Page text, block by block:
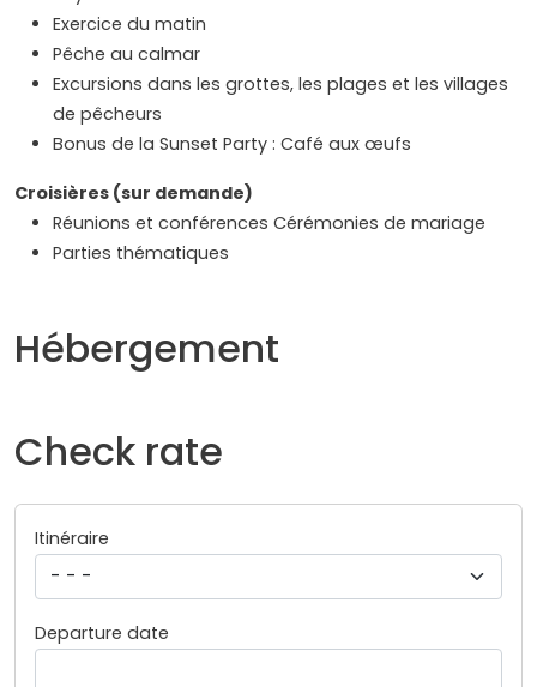
Exercice du matin
Pêche au calmar
Excursions dans les grottes, les plages et les villages
de pêcheurs
Bonus de la Sunset Party : Café aux œufs
Croisières (sur demande)
Réunions et conférences Cérémonies de mariage
Parties thématiques
Hébergement
Check rate
Itinéraire
Departure date